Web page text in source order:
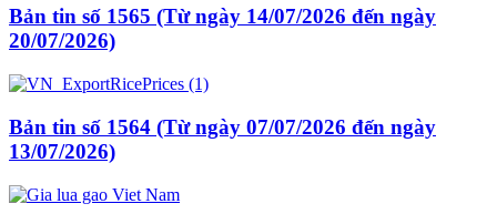
Bản tin số 1565 (Từ ngày 14/07/2026 đến ngày
20/07/2026)
Bản tin số 1564 (Từ ngày 07/07/2026 đến ngày
13/07/2026)